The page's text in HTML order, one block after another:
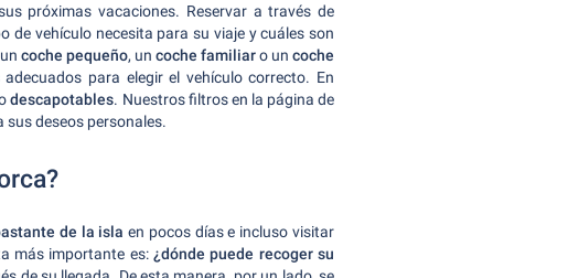
próximas vacaciones. Reservar a través de
de vehículo necesita para su viaje y cuáles son
coche pequeño, un coche familiaro un coche
para elegir el vehículo correcto. En
descapotables. Nuestros filtros en la página de
deseos personales.
de la isla en pocos días e incluso visitar
más importante es: ¿dónde puede recoger su